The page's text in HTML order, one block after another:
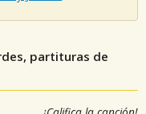
partituras de